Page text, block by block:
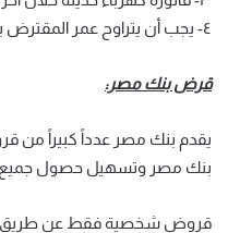
٤- يجب أن يتراوح عمر المقترض بين 21 و 60 عاماً في نهاية القرض.
قرض بنك مصر:
يقدم بنك مصر عدداً كبيراً
بنك مصر وتسهيل حصول جميع